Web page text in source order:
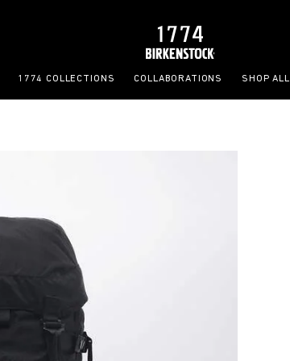
1774 COLLECTIONS COLLABORATIONS SHOP ALL